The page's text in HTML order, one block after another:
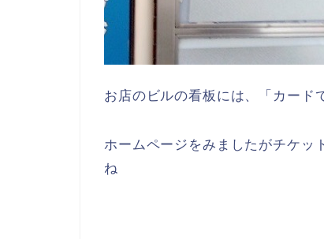
お店のビルの看板には、「カード
ホームページをみましたがチケッ
ね